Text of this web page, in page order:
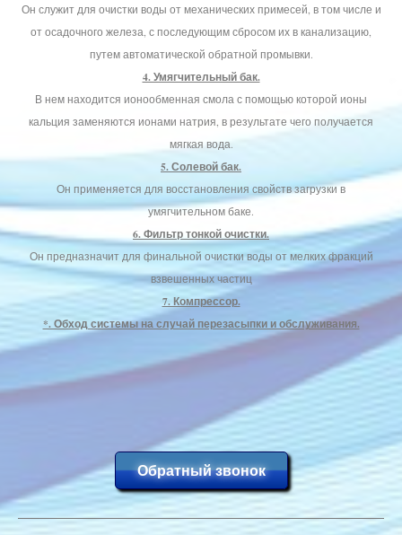
Он служит для очистки воды от механических примесей, в том числе и
от осадочного железа, с последующим сбросом их в канализацию,
путем автоматической обратной промывки.
4. Умягчительный бак.
В нем находится ионообменная смола с помощью которой ионы
кальция заменяются ионами натрия, в результате чего получается
мягкая вода.
5. Солевой бак.
Он применяется для восстановления свойств загрузки в
умягчительном баке.
6. Фильтр тонкой очистки.
Он предназначит для финальной очистки воды от мелких фракций
взвешенных частиц
7. Компрессор.
*. Обход системы на случай перезасыпки и обслуживания.
Обратный звонок